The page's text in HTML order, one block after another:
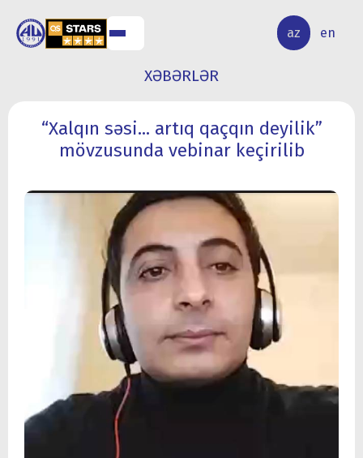
az en
ELMİ
TƏDQİQAT
XƏBƏRLƏR
“Xalqın səsi... artıq qaçqın deyilik”
mövzusunda vebinar keçirilib